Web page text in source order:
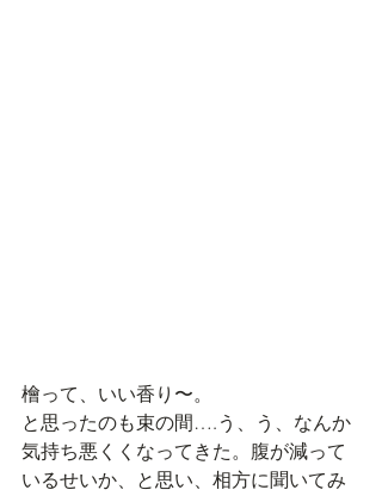
檜って、いい香り〜。
と思ったのも束の間….う、う、なんか
気持ち悪くくなってきた。腹が減って
いるせいか、と思い、相方に聞いてみ